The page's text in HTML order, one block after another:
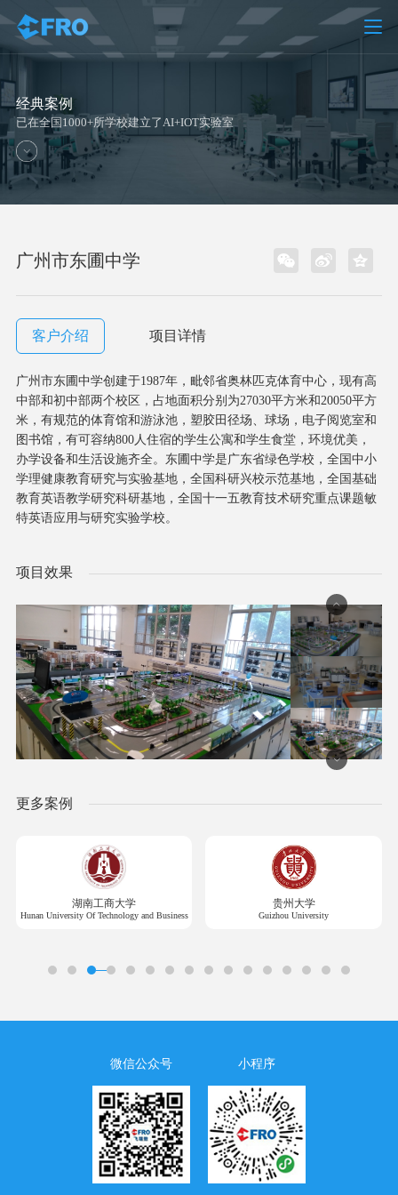
经典案例
已在全国1000+所学校建立了AI+IOT实验室
广州市东圃中学
客户介绍 项目详情
广州市东圃中学创建于1987年，毗邻省奥林匹克体育中心，现有高
中部和初中部两个校区，占地面积分别为27030平方米和20050平方
米，有规范的体育馆和游泳池，塑胶田径场、球场，电子阅览室和
图书馆，有可容纳800人住宿的学生公寓和学生食堂，环境优美，
办学设备和生活设施齐全。东圃中学是广东省绿色学校，全国中小
学理健康教育研究与实验基地，全国科研兴校示范基地，全国基础
教育英语教学研究科研基地，全国十一五教育技术研究重点课题敏
特英语应用与研究实验学校。
项目效果
更多案例
湖南工商大学
Hunan University Of Technology and Business
贵州大学
Guizhou University
微信公众号 小程序